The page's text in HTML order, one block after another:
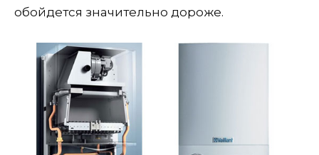
обойдется значительно дороже.